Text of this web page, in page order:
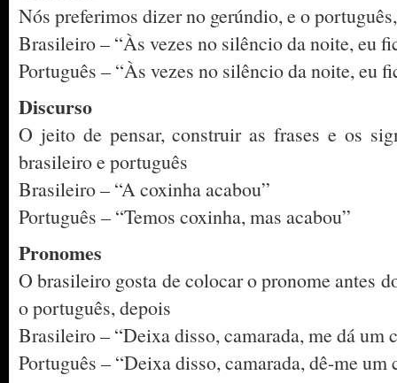
Nós preferimos dizer no gerúndio, e o
Brasileiro – “Às vezes no silêncio da noite, eu
Português – “Às vezes no silêncio da noite, eu
Discurso
O jeito de pensar, construir as frases e os
brasileiro e português
Brasileiro – “A coxinha acabou”
Português – “Temos coxinha, mas acabou”
Pronomes
O brasileiro gosta de colocar o pronome antes
o português, depois
Brasileiro – “Deixa disso, camarada, me dá um
Português – “Deixa disso, camarada, dê-me um